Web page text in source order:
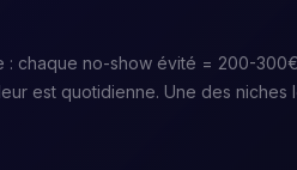
: chaque no-show évité = 200-
est quotidienne. Une des niches